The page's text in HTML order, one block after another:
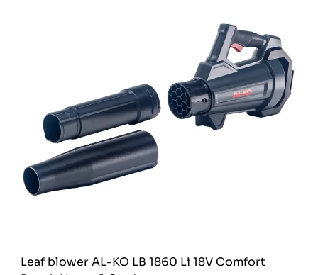
Leaf blower AL-KO LB 1860 Li 18V Comfort